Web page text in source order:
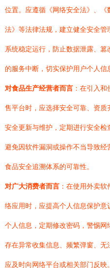
位置。应遵循《网络安全法》、
法》等法律法规，建立健全安全
系统稳定运行，防止数据泄露、
的服务中断，切实保护用户个人信
对食品生产经营者而言 ：在引入
售平台时，应选择安全可靠、资
安全更新与维护，定期进行安全检
避免因软件漏洞或操作不当导致
食品安全追溯体系的可靠性。
对广大消费者而言 ：在使用外卖
络应用时，应提高个人信息保护
个人信息，定期修改密码，警惕
存在异常收集信息、频繁弹窗、无
应及时向网络平台或相关部门反映。